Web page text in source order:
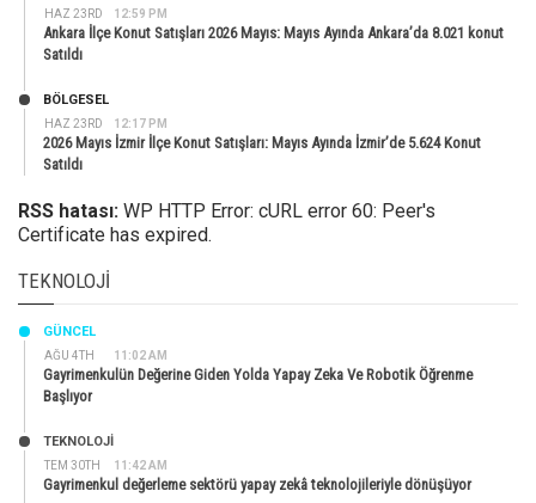
HAZ 23RD 12:59 PM
Ankara İlçe Konut Satışları 2026 Mayıs: Mayıs Ayında Ankara’da 8.021 konut
Satıldı
HAZ 23RD 12:17 PM
BÖLGESEL
2026 Mayıs İzmir İlçe Konut Satışları: Mayıs Ayında İzmir’de 5.624 Konut
Satıldı
RSS hatası: WP HTTP Error: cURL error 60: Peer's
Certificate has expired.
TEKNOLOJI
AĞU 4TH 11:02 AM
GÜNCEL
Gayrimenkulün Değerine Giden Yolda Yapay Zeka Ve Robotik Öğrenme
Başlıyor
TEM 30TH 11:42 AM
TEKNOLOJİ
Gayrimenkul değerleme sektörü yapay zekâ teknolojileriyle dönüşüyor